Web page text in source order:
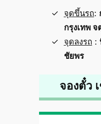
จุดขึ้นรถ:
กรุงเทพ
จุดลงรถ :
ชัยพร
จองตั๋ว